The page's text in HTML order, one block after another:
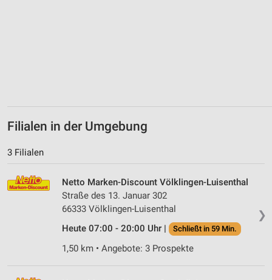
Filialen in der Umgebung
3 Filialen
❯
Netto Marken-Discount Völklingen-Luisenthal
Straße des 13. Januar 302
66333 Völklingen-Luisenthal
Heute 07:00 - 20:00 Uhr |
Schließt in 59 Min.
1,50 km • Angebote: 3 Prospekte